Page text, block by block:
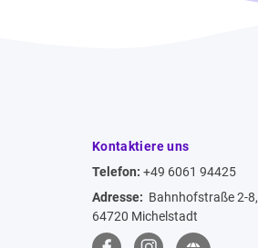
Kontaktiere uns
Telefon: +49 6061 94425
Adresse: Bahnhofstraße 2-8,
64720 Michelstadt